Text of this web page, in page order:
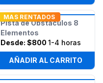
MAS RENTADOS
Pista de Obstáculos 8
Elementos
Desde: $800 1-4 horas
AÑADIR AL CARRITO